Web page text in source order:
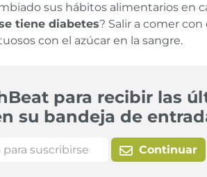
sus hábitos alimentarios en
tiene diabetes? Salir a comer
con el azúcar en la sangre.
para recibir las
su bandeja de
Continuar